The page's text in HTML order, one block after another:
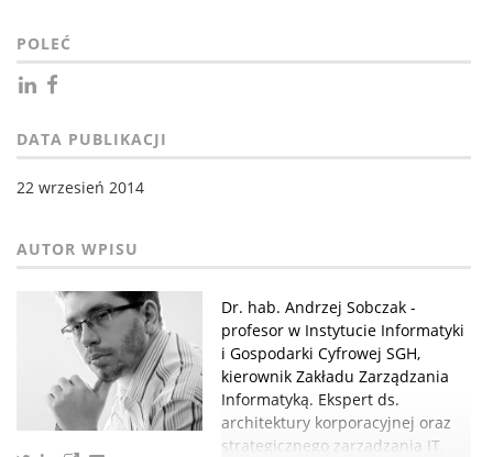
POLEĆ
DATA PUBLIKACJI
22 wrzesień 2014
Dr. hab. Andrzej Sobczak -
profesor w Instytucie Informatyki
i Gospodarki Cyfrowej SGH,
kierownik Zakładu Zarządzania
Informatyką. Ekspert ds.
architektury korporacyjnej oraz
strategicznego zarządzania IT.